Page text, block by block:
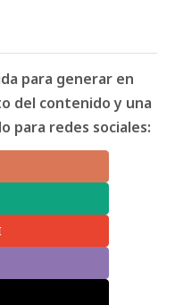
para generar en
del contenido y una
para redes sociales: